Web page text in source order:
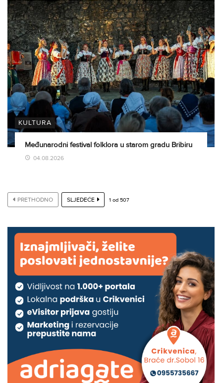
KULTURA
Međunarodni festival folklora u starom gradu Bribiru
04.08.2026
PRETHODNO SLJEDEĆE 1 od 507